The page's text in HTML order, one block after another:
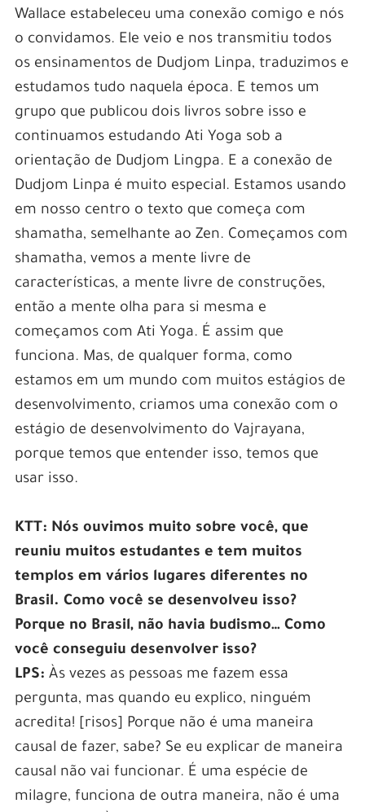
Wallace estabeleceu uma conexão comigo e nós
o convidamos. Ele veio e nos transmitiu todos
os ensinamentos de Dudjom Linpa, traduzimos e
estudamos tudo naquela época. E temos um
grupo que publicou dois livros sobre isso e
continuamos estudando Ati Yoga sob a
orientação de Dudjom Lingpa. E a conexão de
Dudjom Linpa é muito especial. Estamos usando
em nosso centro o texto que começa com
shamatha, semelhante ao Zen. Começamos com
shamatha, vemos a mente livre de
características, a mente livre de construções,
então a mente olha para si mesma e
começamos com Ati Yoga. É assim que
funciona. Mas, de qualquer forma, como
estamos em um mundo com muitos estágios de
desenvolvimento, criamos uma conexão com o
estágio de desenvolvimento do Vajrayana,
porque temos que entender isso, temos que
usar isso.
KTT: Nós ouvimos muito sobre você, que
reuniu muitos estudantes e tem muitos
templos em vários lugares diferentes no
Brasil. Como você se desenvolveu isso?
Porque no Brasil, não havia budismo… Como
você conseguiu desenvolver isso?
LPS: Às vezes as pessoas me fazem essa
pergunta, mas quando eu explico, ninguém
acredita! [risos] Porque não é uma maneira
causal de fazer, sabe? Se eu explicar de maneira
causal não vai funcionar. É uma espécie de
milagre, funciona de outra maneira, não é uma